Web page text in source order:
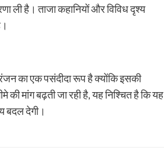
ली है। ताजा कहानियों और विविध दृश्य
का एक पसंदीदा रूप है क्योंकि इसकी
बढ़ती जा रही है, यह निश्चित है कि यह
बदल देगी।